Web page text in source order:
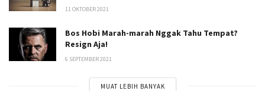
11 OKTOBER 2021
Bos Hobi Marah-marah Nggak Tahu Tempat?
Resign Aja!
6 SEPTEMBER 2021
MUAT LEBIH BANYAK